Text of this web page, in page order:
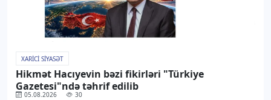
XARICI SIYASƏT
Hikmət Hacıyevin bəzi fikirləri "Türkiye
Gazetesi"ndə təhrif edilib
05.08.2026 30